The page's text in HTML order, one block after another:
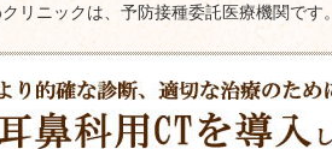
リニックは、予防接種委託医療機関です。